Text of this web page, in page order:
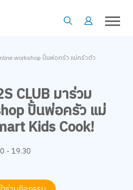
workshop ปั้นพ่อครัว แม่ครัวตัว
CLUB มาร่วม
ปั้นพ่อครัว แม่
Kids Cook!
- 19.30